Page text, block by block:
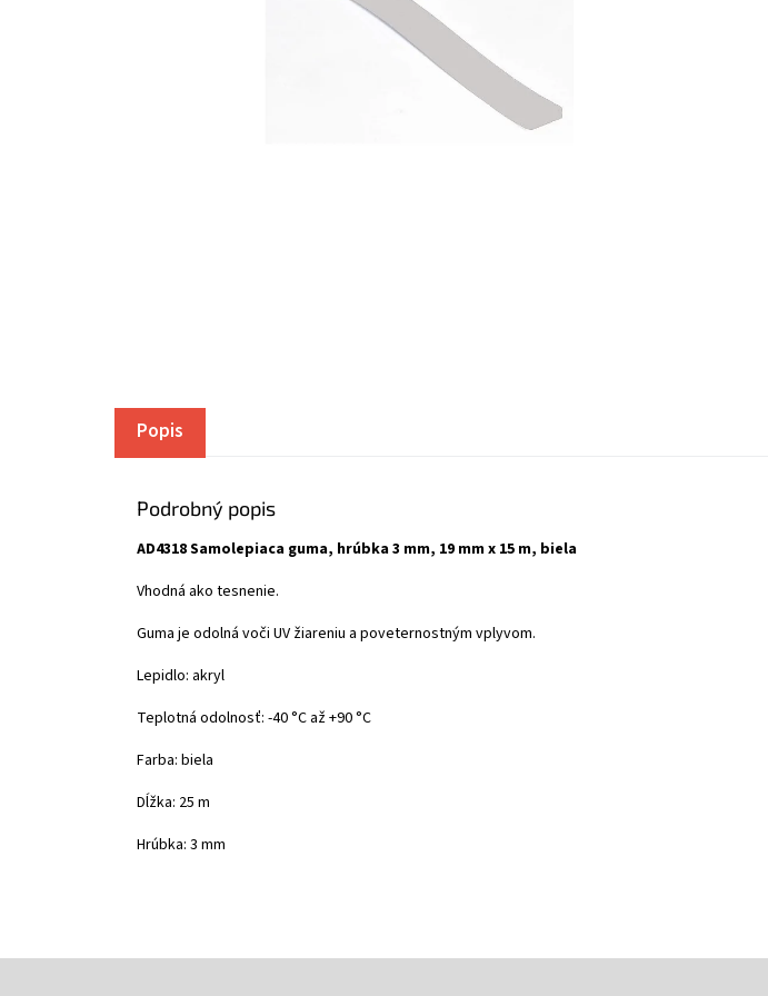
Popis
Podrobný popis
AD4318 Samolepiaca guma, hrúbka 3 mm, 19 mm x 15 m, biela
Vhodná ako tesnenie.
Guma je odolná voči UV žiareniu a poveternostným vplyvom.
Lepidlo: akryl
Teplotná odolnosť: -40 °C až +90 °C
Farba: biela
Dĺžka: 25 m
Hrúbka: 3 mm